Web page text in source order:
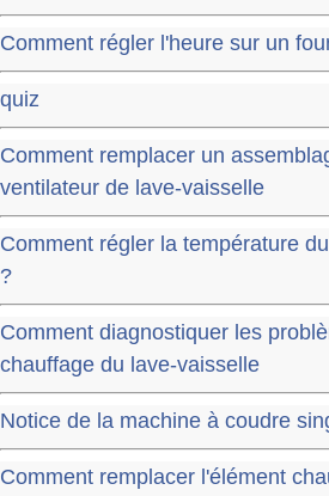
Comment régler l'heure sur un
quiz
Comment remplacer un
ventilateur de lave-vaisselle
Comment régler la température
?
Comment diagnostiquer les
chauffage du lave-vaisselle
Notice de la machine à coudre
Comment remplacer l'élément